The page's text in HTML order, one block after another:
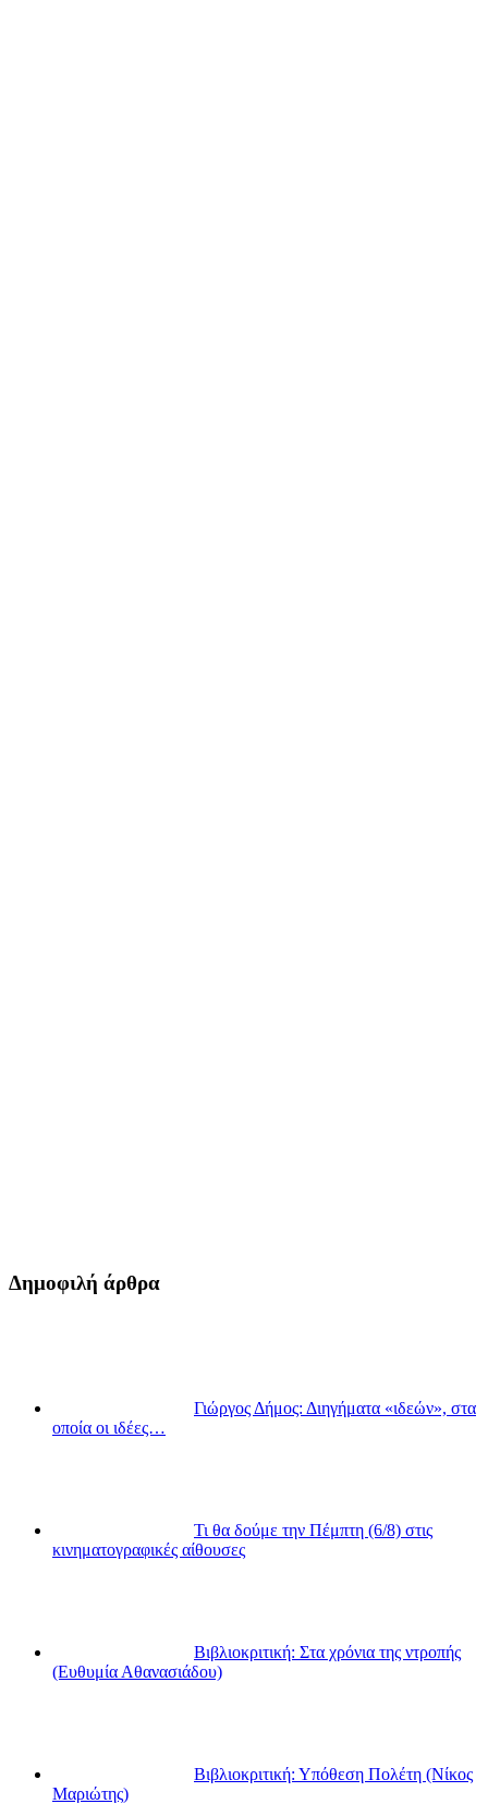
Δημοφιλή άρθρα
Γιώργος Δήμος: Διηγήματα «ιδεών», στα
οποία οι ιδέες…
Τι θα δούμε την Πέμπτη (6/8) στις
κινηματογραφικές αίθουσες
Βιβλιοκριτική: Στα χρόνια της ντροπής
(Ευθυμία Αθανασιάδου)
Βιβλιοκριτική: Υπόθεση Πολέτη (Νίκος
Μαριώτης)